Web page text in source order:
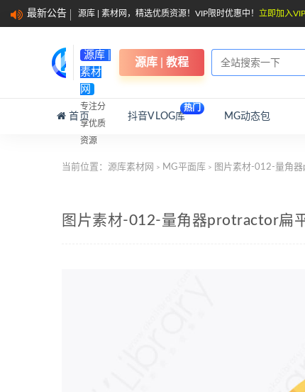
最新公告 源库 | 素材网，精选优质资源！VIP限时优惠中！ 立即加入VIP
源库 |
素材
网
专注分
享优质
资源
源库 | 教程
首页 抖音VLOG库
热门
MG动态包
当前位置： 源库素材网 > MG平面库 > 图片素材-012-量角
图片素材-012-量角器protractor扁